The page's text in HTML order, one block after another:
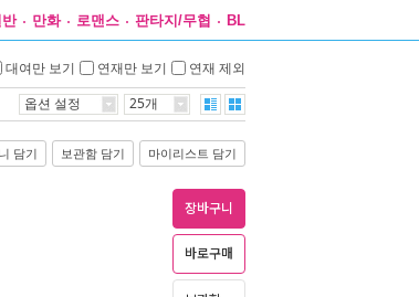
반 만화 로맨스 판타지/무협 BL
대여만 보기 연재만 보기 연재 제외
옵션 설정 25개
담기 보관함 담기 마이리스트 담기
장바구니
바로구매